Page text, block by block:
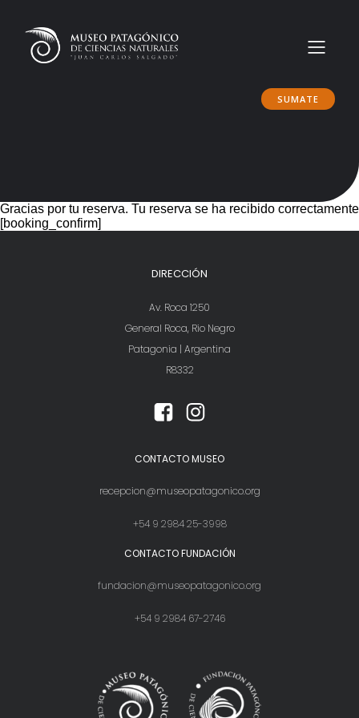
SUMATE
Gracias por tu reserva. Tu reserva se ha recibido correctamente
[booking_confirm]
DIRECCIÓN
Av. Roca 1250
General Roca, Rio Negro
Patagonia | Argentina
R8332
CONTACTO MUSEO
recepcion@museopatagonico.org
+54 9 2984 25-3998
CONTACTO FUNDACIÓN
fundacion@museopatagonico.org
+54 9 2984 67-2746